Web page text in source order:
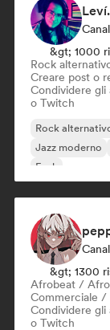
&gt; 1000
Rock
Creare post o
Condividere gli
o Twitch
Rock
Jazz moderno
Funk
&gt; 1300
Afrobeat /
Commerciale /
Condividere gli
o Twitch